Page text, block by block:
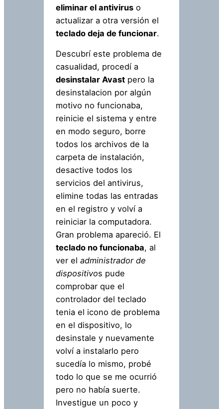
eliminar el antivirus o
actualizar a otra versión el
teclado deja de funcionar.
Descubrí este problema de
casualidad, procedí a
desinstalar Avast pero la
desinstalacion por algún
motivo no funcionaba,
reinicie el sistema y entre
en modo seguro, borre
todos los archivos de la
carpeta de instalación,
desactive todos los
servicios del antivirus,
elimine todas las entradas
en el registro y volví a
reiniciar la computadora.
Gran problema apareció. El
teclado no funcionaba, al
ver el administrador de
dispositivos pude
comprobar que el
controlador del teclado
tenia el icono de problema
en el dispositivo, lo
desinstale y nuevamente
volví a instalarlo pero
sucedía lo mismo, probé
todo lo que se me ocurrió
pero no había suerte.
Investigue un poco y